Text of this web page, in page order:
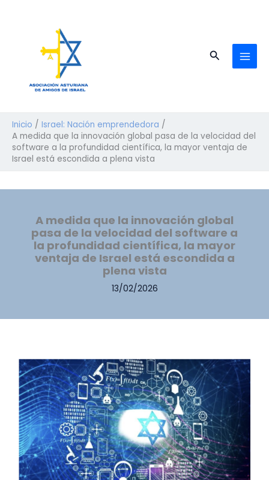
Buscar
Inicio
Israel: Nación emprendedora
A medida que la innovación global pasa de la velocidad del
software a la profundidad científica, la mayor ventaja de
Israel está escondida a plena vista
A medida que la innovación global
pasa de la velocidad del software a
la profundidad científica, la mayor
ventaja de Israel está escondida a
plena vista
13/02/2026